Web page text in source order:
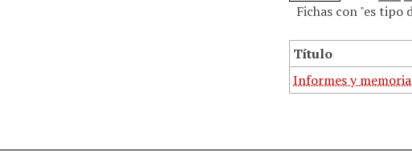
Fichas con "es tipo
Título
Informes y